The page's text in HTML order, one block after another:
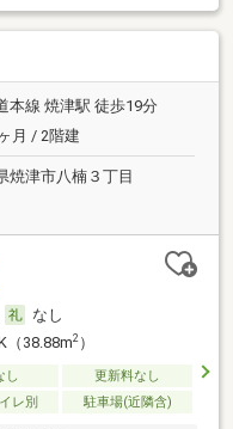
本線 焼津駅 徒歩19分
月 / 2階建
焼津市八楠３丁目
なし
（38.88m2）
し
更新料なし
レ別 駐車場(近隣含)